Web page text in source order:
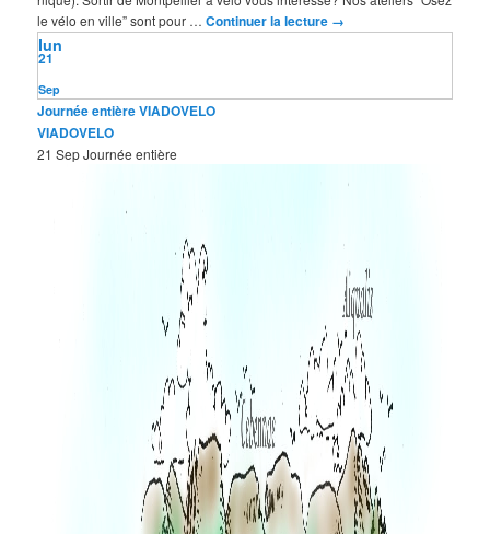
le vélo en ville” sont pour …Continuer la lecture →
Sep
21
lun
Journée entièreVIADOVELO
VIADOVELO
21 SepJournée entière